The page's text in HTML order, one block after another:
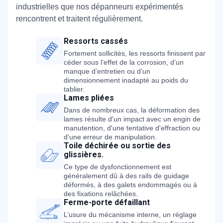
industrielles que nos dépanneurs expérimentés
rencontrent et traitent régulièrement.
Ressorts cassés
Fortement sollicités, les ressorts finissent par
céder sous l’effet de la corrosion, d’un
manque d’entretien ou d’un
dimensionnement inadapté au poids du
tablier.
Lames pliées
Dans de nombreux cas, la déformation des
lames résulte d'un impact avec un engin de
manutention, d'une tentative d'effraction ou
d'une erreur de manipulation.
Toile déchirée ou sortie des
glissières.
Ce type de dysfonctionnement est
généralement dû à des rails de guidage
déformés, à des galets endommagés ou à
des fixations relâchées.
Ferme-porte défaillant
L’usure du mécanisme interne, un réglage